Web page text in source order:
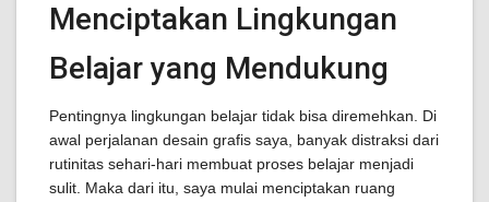
Menciptakan Lingkungan
Belajar yang Mendukung
Pentingnya lingkungan belajar tidak bisa diremehkan. Di
awal perjalanan desain grafis saya, banyak distraksi dari
rutinitas sehari-hari membuat proses belajar menjadi
sulit. Maka dari itu, saya mulai menciptakan ruang